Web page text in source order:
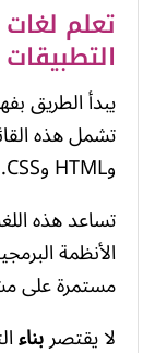
تعلم
التطبيقات
يبدأ الطريق
وHTML وCSS.
تساعد هذه
الأنظمة
مستمرة على
لا يقتصربناء